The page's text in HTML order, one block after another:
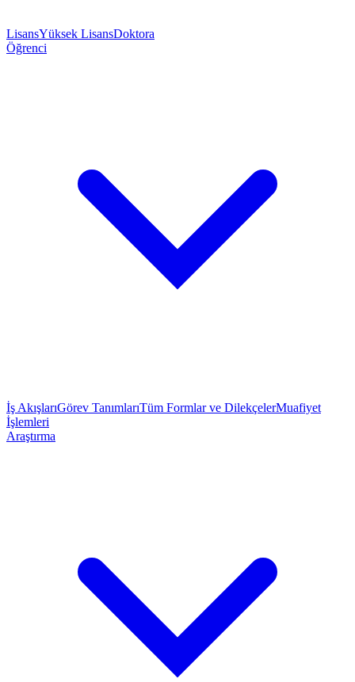
LisansYüksek LisansDoktora
Öğrenci
İş AkışlarıGörev TanımlarıTüm Formlar ve DilekçelerMuafiyet
İşlemleri
Araştırma